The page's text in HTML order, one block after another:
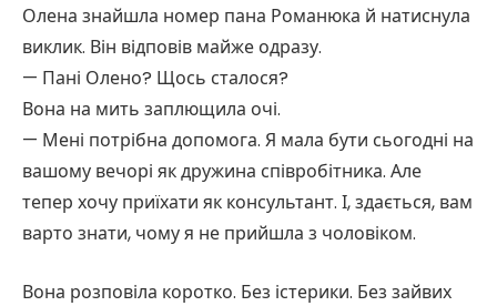
Олена знайшла номер пана Романюка й натиснула
виклик. Він відповів майже одразу.
— Пані Олено? Щось сталося?
Вона на мить заплющила очі.
— Мені потрібна допомога. Я мала бути сьогодні на
вашому вечорі як дружина співробітника. Але
тепер хочу приїхати як консультант. І, здається, вам
варто знати, чому я не прийшла з чоловіком.
Вона розповіла коротко. Без істерики. Без зайвих